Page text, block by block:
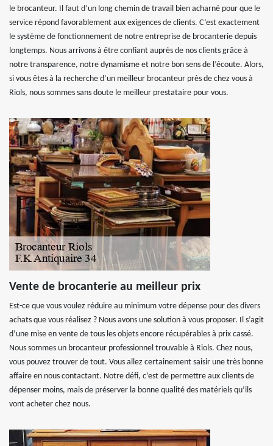
le brocanteur. Il faut d’un long chemin de travail bien acharné pour que le
service répond favorablement aux exigences de clients. C’est exactement
le système de fonctionnement de notre entreprise de brocanterie depuis
longtemps. Nous arrivons à être confiant auprès de nos clients grâce à
notre transparence, notre dynamisme et notre bon sens de l’écoute. Alors,
si vous êtes à la recherche d’un meilleur brocanteur près de chez vous à
Riols, nous sommes sans doute le meilleur prestataire pour vous.
Vente de brocanterie au meilleur prix
Est-ce que vous voulez réduire au minimum votre dépense pour des divers
achats que vous réalisez ? Nous avons une solution à vous proposer. Il s’agit
d’une mise en vente de tous les objets encore récupérables à prix cassé.
Nous sommes un brocanteur professionnel trouvable à Riols. Chez nous,
vous pouvez trouver de tout. Vous allez certainement saisir une très bonne
affaire en nous contactant. Notre défi, c’est de permettre aux clients de
dépenser moins, mais de préserver la bonne qualité des matériels qu’ils
vont acheter chez nous.